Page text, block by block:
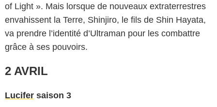
of Light ». Mais lorsque de nouveaux extraterrestres
envahissent la Terre, Shinjiro, le fils de Shin Hayata,
va prendre l’identité d’Ultraman pour les combattre
grâce à ses pouvoirs.
2 AVRIL
Lucifer saison 3